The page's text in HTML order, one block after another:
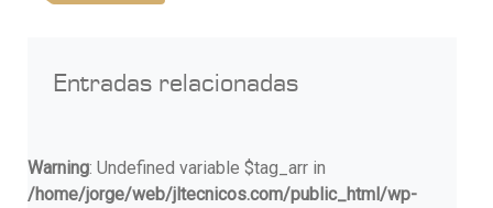
Entradas relacionadas
Warning: Undefined variable $tag_arr in
/home/jorge/web/jltecnicos.com/public_html/wp-